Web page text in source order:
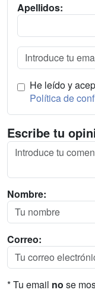
Apellidos:
He leído y
Política de
Escribe tu
Nombre:
Correo:
* Tu email no se